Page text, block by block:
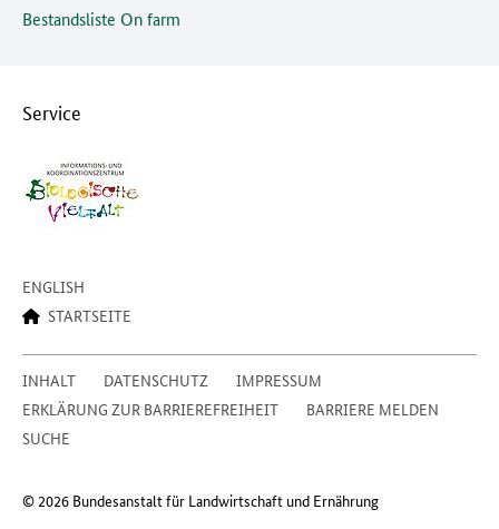
Bestandsliste On farm
Service
ENGLISH
STARTSEITE
INHALT DATENSCHUTZ
IMPRESSUM
ERKLÄRUNG ZUR BARRIEREFREIHEIT
BARRIERE MELDEN
SUCHE
© 2026 Bundesanstalt für Landwirtschaft und Ernährung